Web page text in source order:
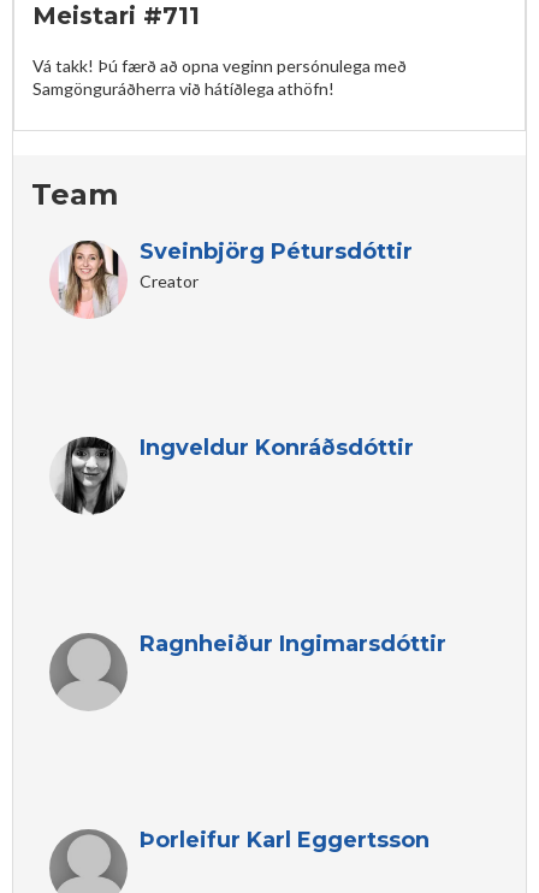
Meistari #711
Vá takk! Þú færð að opna veginn persónulega með
Samgönguráðherra við hátíðlega athöfn!
Team
Sveinbjörg Pétursdóttir
Creator
Ingveldur Konráðsdóttir
Ragnheiður Ingimarsdóttir
Þorleifur Karl Eggertsson